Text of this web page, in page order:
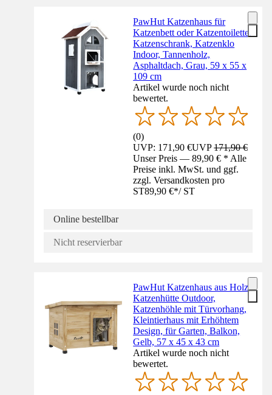
PawHut Katzenhaus für
Katzenbett oder Katzentoilette,
Katzenschrank, Katzenklo
Indoor, Tannenholz,
Asphaltdach, Grau, 59 x 55 x
109 cm
Artikel wurde noch nicht
bewertet.
(0)
UVP: 171,90 €UVP171,90 €
Unser Preis — 89,90 € * Alle
Preise inkl. MwSt. und ggf.
zzgl. Versandkosten pro
ST89,90 €*/ ST
Online bestellbar
Nicht reservierbar
PawHut Katzenhaus aus Holz,
Katzenhütte Outdoor,
Katzenhöhle mit Türvorhang,
Kleintierhaus mit Erhöhtem
Design, für Garten, Balkon,
Gelb, 57 x 45 x 43 cm
Artikel wurde noch nicht
bewertet.